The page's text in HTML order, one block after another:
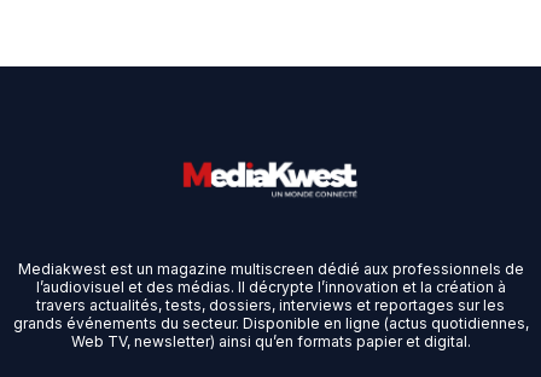
Mediakwest est un magazine multiscreen dédié aux professionnels de
l’audiovisuel et des médias. Il décrypte l’innovation et la création à
travers actualités, tests, dossiers, interviews et reportages sur les
grands événements du secteur. Disponible en ligne (actus quotidiennes,
Web TV, newsletter) ainsi qu’en formats papier et digital.